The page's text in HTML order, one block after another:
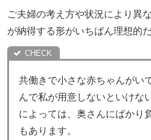
ご夫婦の考え方や状況により異
が納得する形がいちばん理想的
共働きで小さな赤ちゃんがい
んで私が用意しないといけな
によっては、奥さんにばかり
もあります。